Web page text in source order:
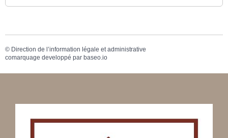
© Direction de l’information légale et administrative
comarquage developpé par baseo.io